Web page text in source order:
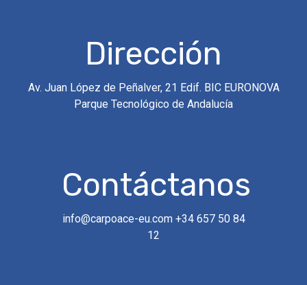
Dirección
Av. Juan López de Peñalver, 21 Edif. BIC EURONOVA
Parque Tecnológico de Andalucía
Contáctanos
info@carpoace-eu.com +34 657 50 84
12
Solicite una
Llamada
asesorarte.